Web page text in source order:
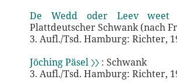
De Wedd oder Leev weet
Plattdeutscher Schwank (nach
3. Aufl./Tsd. Hamburg: Richter,
Jöching Päsel 〉〉: Schwank
3. Aufl./Tsd. Hamburg: Richter,